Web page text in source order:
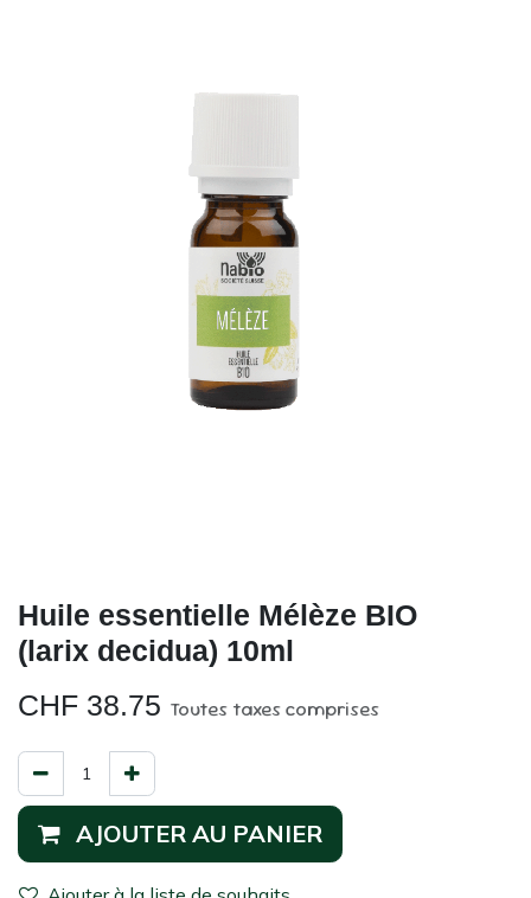
Huile essentielle Mélèze BIO
(larix decidua) 10ml
CHF 38.75 Toutes taxes comprises
AJOUTER AU PANIER